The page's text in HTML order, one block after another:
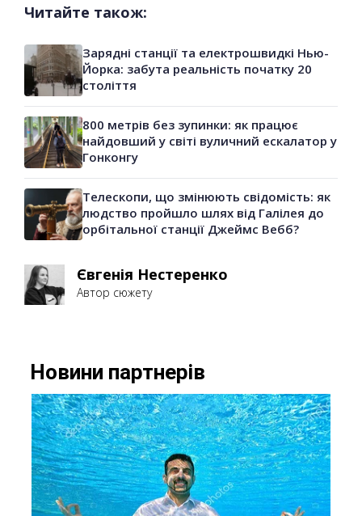
Читайте також:
Зарядні станції та електрошвидкі Нью-
Йорка: забута реальність початку 20
століття
800 метрів без зупинки: як працює
найдовший у світі вуличний ескалатор у
Гонконгу
Телескопи, що змінюють свідомість: як
людство пройшло шлях від Галілея до
орбітальної станції Джеймс Вебб?
Євгенія Нестеренко
Автор сюжету